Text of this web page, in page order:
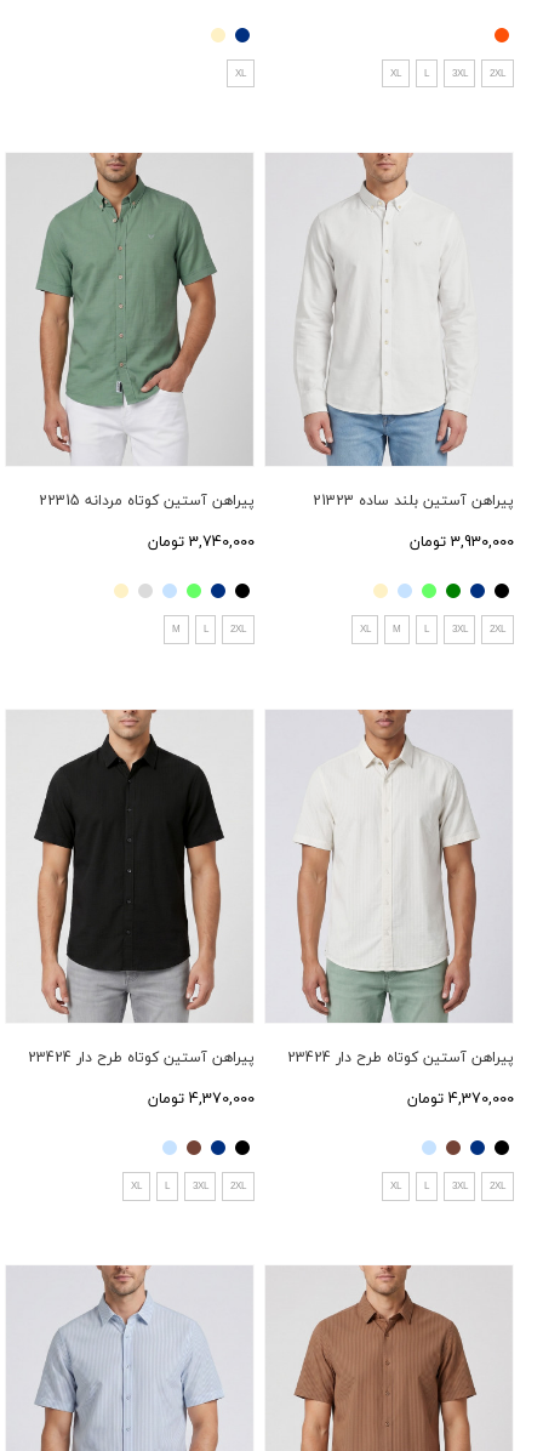
2XL
3XL
L
XL
XL
پیراهن آستین بلند ساده 21323
3,930,000 تومان
2XL
3XL
L
M
XL
پیراهن آستین کوتاه مردانه 22315
3,740,000 تومان
2XL
L
M
پیراهن آستین کوتاه طرح دار 23424
4,370,000 تومان
2XL
3XL
L
XL
پیراهن آستین کوتاه طرح دار 23424
4,370,000 تومان
2XL
3XL
L
XL